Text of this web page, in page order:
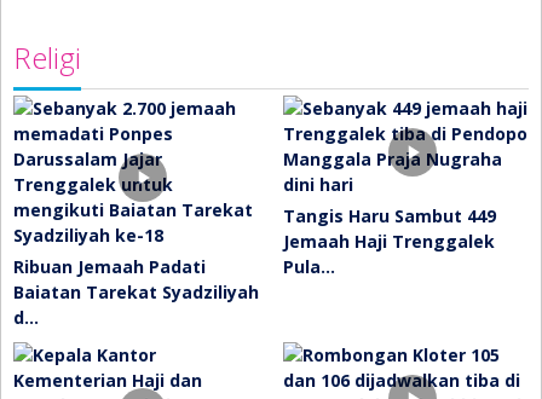
Religi
Ribuan Jemaah Padati
Baiatan Tarekat Syadziliyah
d…
Tangis Haru Sambut 449
Jemaah Haji Trenggalek
Pula…